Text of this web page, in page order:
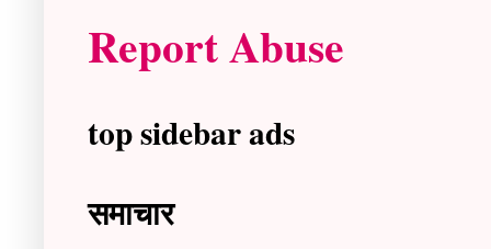
Report Abuse
top sidebar ads
समाचार